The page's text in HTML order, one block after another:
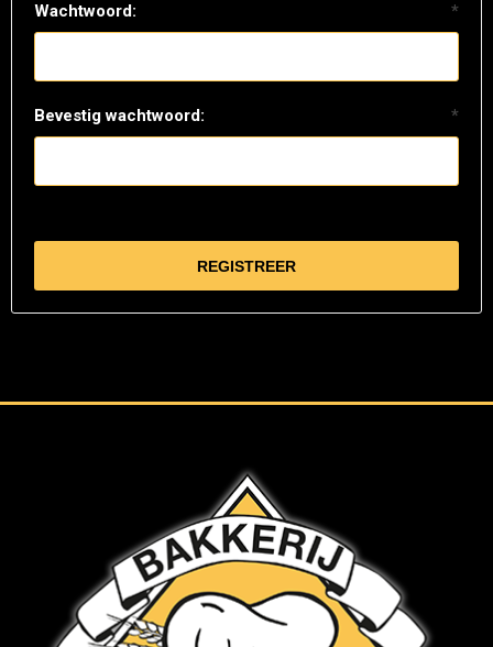
Wachtwoord: *
Bevestig wachtwoord: *